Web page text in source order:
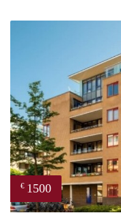
€ 1500